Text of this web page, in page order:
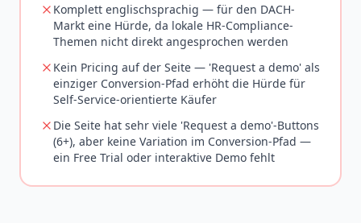
Komplett englischsprachig — für den DACH-
Markt eine Hürde, da lokale HR-Compliance-
Themen nicht direkt angesprochen werden
Kein Pricing auf der Seite — 'Request a demo' als
einziger Conversion-Pfad erhöht die Hürde für
Self-Service-orientierte Käufer
Die Seite hat sehr viele 'Request a demo'-Buttons
(6+), aber keine Variation im Conversion-Pfad —
ein Free Trial oder interaktive Demo fehlt